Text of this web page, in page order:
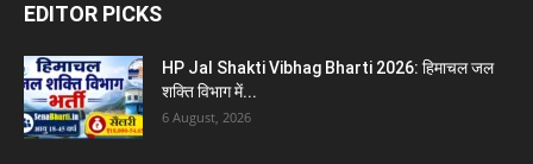
EDITOR PICKS
HP Jal Shakti Vibhag Bharti 2026: हिमाचल जल
शक्ति विभाग में...
6 August, 2026